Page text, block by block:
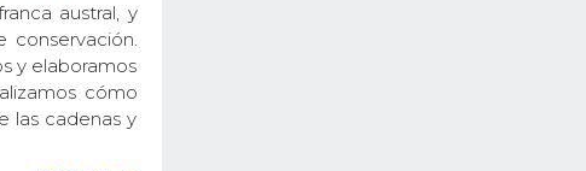
austral, y
conservación.
y elaboramos
cómo
las cadenas y